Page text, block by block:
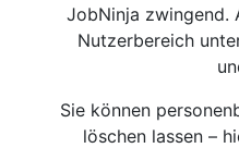
JobNinja zwingend.
Nutzerbereich
Sie können
löschen lassen –